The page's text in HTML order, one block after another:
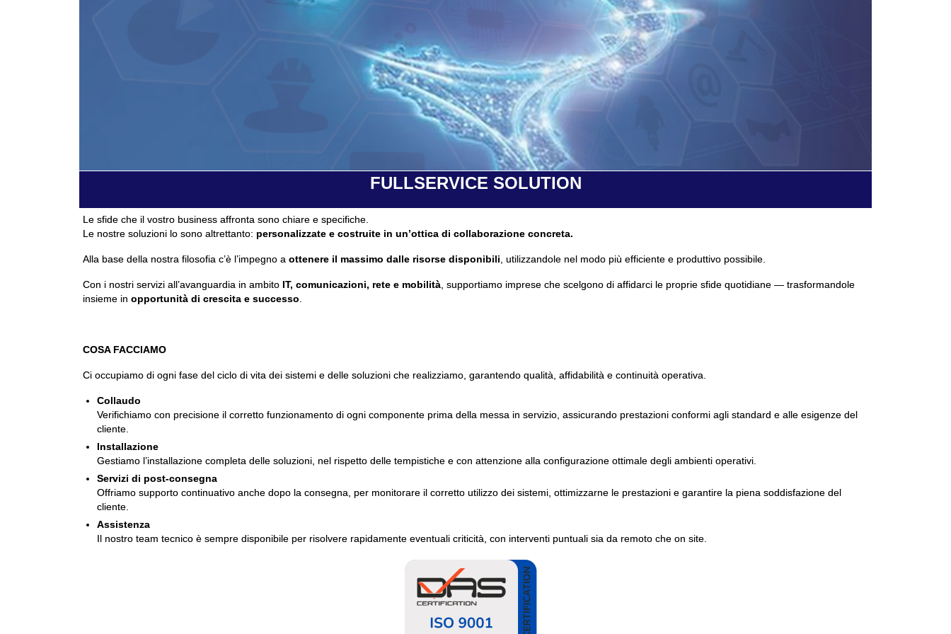
FULLSERVICE SOLUTION
Le sfide che il vostro business affronta sono chiare e specifiche.
Le nostre soluzioni lo sono altrettanto: personalizzate e costruite in un’ottica di collaborazione concreta.
Alla base della nostra filosofia c’è l’impegno a ottenere il massimo dalle risorse disponibili, utilizzandole nel modo più efficiente e produttivo possibile.
Con i nostri servizi all’avanguardia in ambito IT, comunicazioni, rete e mobilità, supportiamo imprese che scelgono di affidarci le proprie sfide quotidiane — trasformandole
insieme in opportunità di crescita e successo.
COSA FACCIAMO
Ci occupiamo di ogni fase del ciclo di vita dei sistemi e delle soluzioni che realizziamo, garantendo qualità, affidabilità e continuità operativa.
Collaudo
Verifichiamo con precisione il corretto funzionamento di ogni componente prima della messa in servizio, assicurando prestazioni conformi agli standard e alle esigenze del
cliente.
Installazione
Gestiamo l’installazione completa delle soluzioni, nel rispetto delle tempistiche e con attenzione alla configurazione ottimale degli ambienti operativi.
Servizi di post-consegna
Offriamo supporto continuativo anche dopo la consegna, per monitorare il corretto utilizzo dei sistemi, ottimizzarne le prestazioni e garantire la piena soddisfazione del
cliente.
Assistenza
Il nostro team tecnico è sempre disponibile per risolvere rapidamente eventuali criticità, con interventi puntuali sia da remoto che on site.